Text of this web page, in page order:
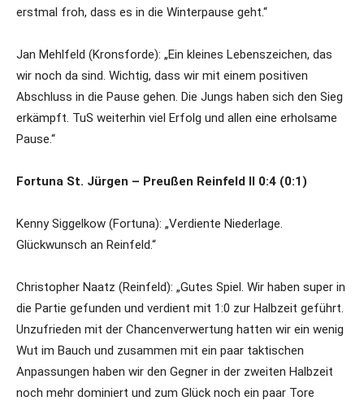
erstmal froh, dass es in die Winterpause geht.“
Jan Mehlfeld (Kronsforde): „Ein kleines Lebenszeichen, das
wir noch da sind. Wichtig, dass wir mit einem positiven
Abschluss in die Pause gehen. Die Jungs haben sich den Sieg
erkämpft. TuS weiterhin viel Erfolg und allen eine erholsame
Pause.“
Fortuna St. Jürgen – Preußen Reinfeld II 0:4 (0:1)
Kenny Siggelkow (Fortuna): „Verdiente Niederlage.
Glückwunsch an Reinfeld.“
Christopher Naatz (Reinfeld): „Gutes Spiel. Wir haben super in
die Partie gefunden und verdient mit 1:0 zur Halbzeit geführt.
Unzufrieden mit der Chancenverwertung hatten wir ein wenig
Wut im Bauch und zusammen mit ein paar taktischen
Anpassungen haben wir den Gegner in der zweiten Halbzeit
noch mehr dominiert und zum Glück noch ein paar Tore